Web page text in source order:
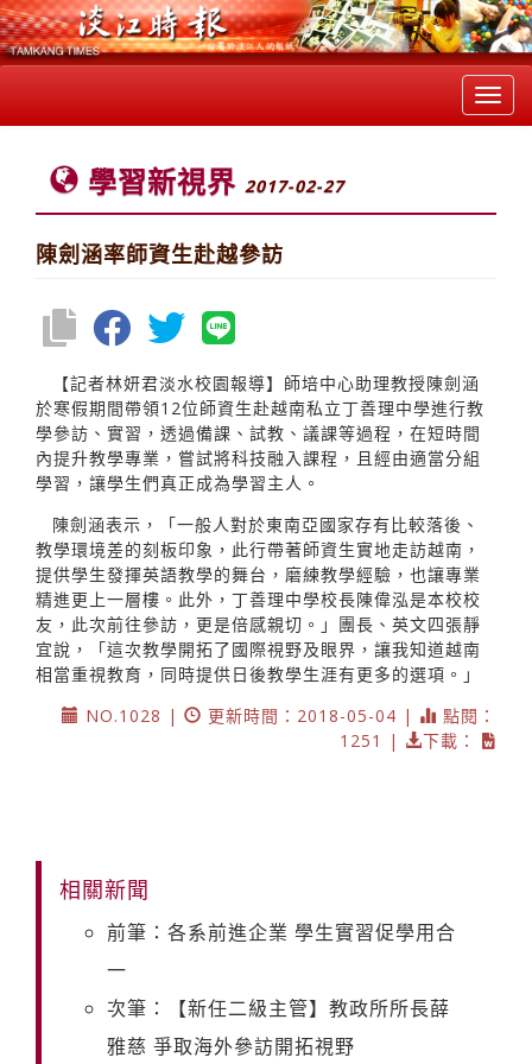
學習新視界 2017-02-27
陳劍涵率師資生赴越參訪
【記者林妍君淡水校園報導】師培中心助理教授陳劍涵
於寒假期間帶領12位師資生赴越南私立丁善理中學進行教
學參訪、實習，透過備課、試教、議課等過程，在短時間
內提升教學專業，嘗試將科技融入課程，且經由適當分組
學習，讓學生們真正成為學習主人。
陳劍涵表示，「一般人對於東南亞國家存有比較落後、
教學環境差的刻板印象，此行帶著師資生實地走訪越南，
提供學生發揮英語教學的舞台，磨練教學經驗，也讓專業
精進更上一層樓。此外，丁善理中學校長陳偉泓是本校校
友，此次前往參訪，更是倍感親切。」團長、英文四張靜
宜說，「這次教學開拓了國際視野及眼界，讓我知道越南
相當重視教育，同時提供日後教學生涯有更多的選項。」
NO.1028 |
更新時間：2018-05-04 |
點閱：
1251 |
下載：
相關新聞
前筆：各系前進企業 學生實習促學用合
一
次筆：【新任二級主管】教政所所長薛
雅慈 爭取海外參訪開拓視野